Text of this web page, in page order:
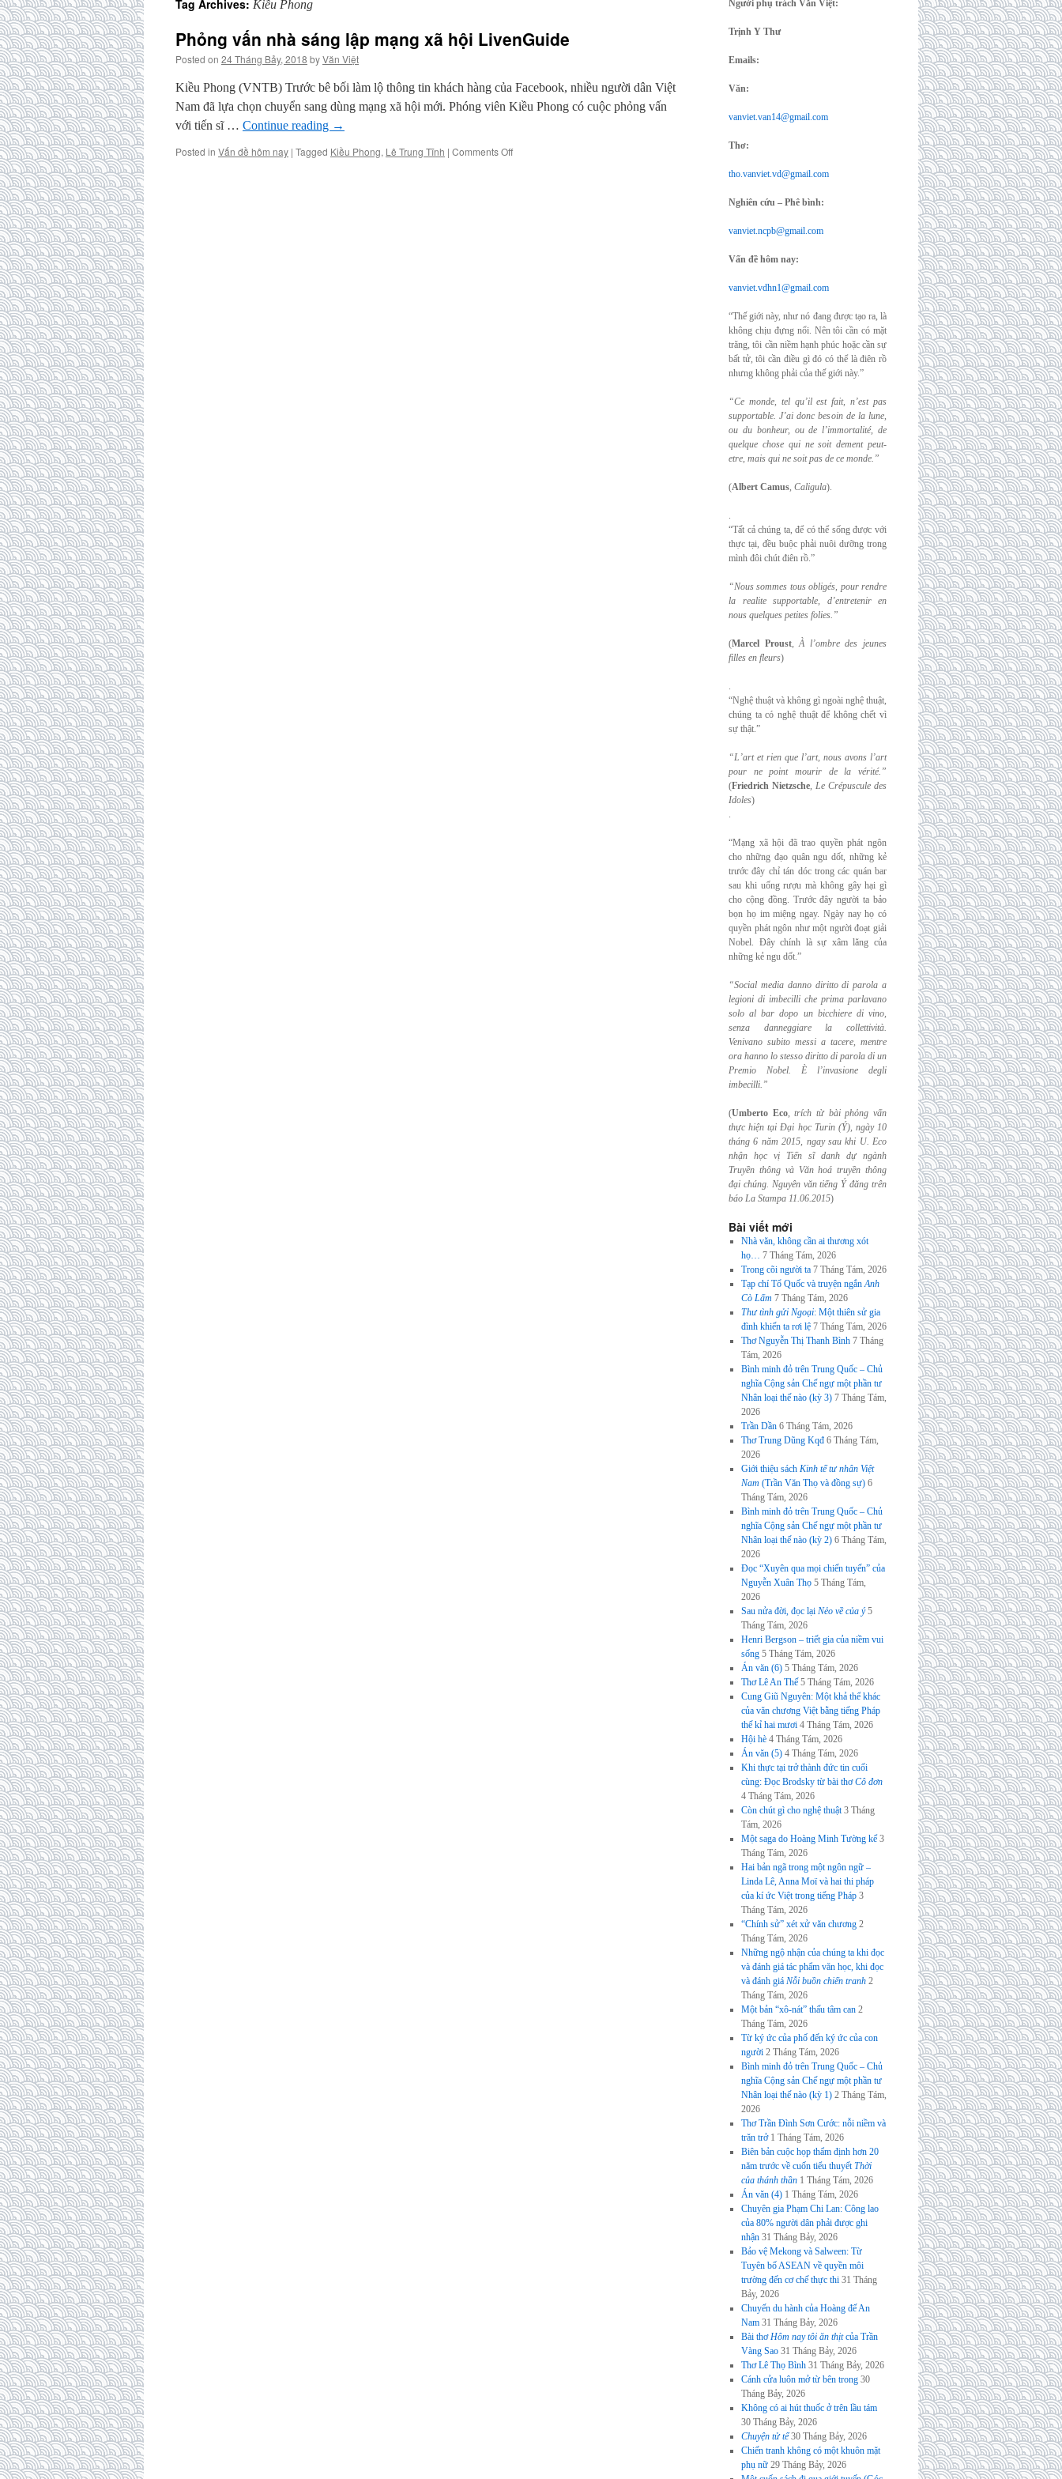
Tag Archives: Kiều Phong
Phỏng vấn nhà sáng lập mạng xã hội LivenGuide
Posted on 24 Tháng Bảy, 2018 byVăn Việt
Kiều Phong (VNTB) Trước bê bối làm lộ thông tin khách hàng của Facebook, nhiều người dân Việt
Nam đã lựa chọn chuyển sang dùng mạng xã hội mới. Phóng viên Kiều Phong có cuộc phỏng vấn
với tiến sĩ … Continue reading →
Posted in Vấn đề hôm nay | Tagged Kiều Phong, Lê Trung Tĩnh | Comments Offon
Người phụ trách Văn Việt:
Trịnh Y Thư
Emails:
Văn:
vanviet.van14@gmail.com
Thơ:
tho.vanviet.vd@gmail.com
Nghiên cứu – Phê bình:
vanviet.ncpb@gmail.com
Vấn đề hôm nay:
vanviet.vdhn1@gmail.com
“Thế giới này, như nó đang được tạo ra, là
không chịu đựng nổi. Nên tôi cần có mặt
trăng, tôi cần niềm hạnh phúc hoặc cần sự
bất tử, tôi cần điều gì đó có thể là điên rồ
nhưng không phải của thế giới này.”
“Ce monde, tel qu’il est fait, n’est pas
supportable. J’ai donc besoin de la lune,
ou du bonheur, ou de l’immortalité, de
quelque chose qui ne soit dement peut-
etre, mais qui ne soit pas de ce monde.”
(Albert Camus, Caligula).
.
“Tất cả chúng ta, để có thể sống được với
thực tại, đều buộc phải nuôi dưỡng trong
mình đôi chút điên rồ.”
“Nous sommes tous obligés, pour rendre
la realite supportable, d’entretenir en
nous quelques petites folies.”
(Marcel Proust,À l’ombre des jeunes
filles en fleurs)
.
“Nghệ thuật và không gì ngoài nghệ thuật,
chúng ta có nghệ thuật để không chết vì
sự thật.”
“L’art et rien que l’art, nous avons l’art
pour ne point mourir de la vérité.”
(Friedrich Nietzsche, Le Crépuscule des
Idoles)
.
“Mạng xã hội đã trao quyền phát ngôn
cho những đạo quân ngu dốt, những kẻ
trước đây chỉ tán dóc trong các quán bar
sau khi uống rượu mà không gây hại gì
cho cộng đồng. Trước đây người ta bảo
bọn họ im miệng ngay. Ngày nay họ có
quyền phát ngôn như một người đoạt giải
Nobel. Đây chính là sự xâm lăng của
những kẻ ngu dốt.”
“Social media danno diritto di parola a
legioni di imbecilli che prima parlavano
solo albar dopo un bicchiere di vino,
senza danneggiare la collettività.
Venivano subito messi a tacere, mentre
ora hanno lo stesso diritto di parola di un
Premio Nobel. È l’invasione degli
imbecilli.”
(Umberto Eco,trích từ bài phỏng vấn
thực hiện tại Đại học Turin (Ý), ngày 10
tháng 6 năm 2015, ngay sau khi U. Eco
nhận học vị Tiến sĩ danh dự ngành
Truyền thông và Văn hoá truyền thông
đại chúng. Nguyên văn tiếng Ý đăng trên
báo La Stampa 11.06.2015)
Bài viết mới
Nhà văn, không cần ai thương xót
họ… 7 Tháng Tám, 2026
Trong cõi người ta 7 Tháng Tám, 2026
Tạp chí Tổ Quốc và truyện ngắnAnh
Cò Lấm 7 Tháng Tám, 2026
Thư tình gửi Ngoại: Một thiên sử gia
đình khiến ta rơi lệ 7 Tháng Tám, 2026
Thơ Nguyễn Thị Thanh Bình 7 Tháng
Tám, 2026
Bình minh đỏ trên Trung Quốc – Chủ
nghĩa Cộng sản Chế ngự một phần tư
Nhân loại thế nào (kỳ 3) 7 Tháng Tám,
2026
Trần Dần 6 Tháng Tám, 2026
Thơ Trung Dũng Kqđ 6 Tháng Tám,
2026
Giới thiệu sách Kinh tế tư nhân Việt
Nam (Trần Văn Thọ và đồng sự) 6
Tháng Tám, 2026
Bình minh đỏ trên Trung Quốc – Chủ
nghĩa Cộng sản Chế ngự một phần tư
Nhân loại thế nào (kỳ 2) 6 Tháng Tám,
2026
Đọc “Xuyên qua mọi chiến tuyến” của
Nguyễn Xuân Thọ 5 Tháng Tám,
2026
Sau nửa đời, đọc lại Nẻo về của ý 5
Tháng Tám, 2026
Henri Bergson – triết gia của niềm vui
sống 5 Tháng Tám, 2026
Án văn (6) 5 Tháng Tám, 2026
Thơ Lê An Thế 5 Tháng Tám, 2026
Cung Giũ Nguyên: Một khả thể khác
của văn chương Việt bằng tiếng Pháp
thế kỉ hai mươi 4 Tháng Tám, 2026
Hội hè 4 Tháng Tám, 2026
Án văn (5) 4 Tháng Tám, 2026
Khi thực tại trở thành đức tin cuối
cùng: Đọc Brodsky từ bài thơCô đơn
4 Tháng Tám, 2026
Còn chút gì cho nghệ thuật 3 Tháng
Tám, 2026
Một saga do Hoàng Minh Tường kể 3
Tháng Tám, 2026
Hai bản ngã trong một ngôn ngữ –
Linda Lê, Anna Moï và hai thi pháp
của kí ức Việt trong tiếng Pháp 3
Tháng Tám, 2026
“Chính sử” xét xử văn chương 2
Tháng Tám, 2026
Những ngộ nhận của chúng ta khi đọc
và đánh giá tác phẩm văn học, khi đọc
và đánh giá Nỗi buồn chiến tranh 2
Tháng Tám, 2026
Một bản “xô-nát” thấu tâm can 2
Tháng Tám, 2026
Từ ký ức của phố đến ký ức của con
người 2 Tháng Tám, 2026
Bình minh đỏ trên Trung Quốc – Chủ
nghĩa Cộng sản Chế ngự một phần tư
Nhân loại thế nào (kỳ 1) 2 Tháng Tám,
2026
Thơ Trần Đình Sơn Cước: nỗi niềm và
trăn trở 1 Tháng Tám, 2026
Biên bản cuộc họp thẩm định hơn 20
năm trước về cuốn tiểu thuyếtThời
của thánh thần 1 Tháng Tám, 2026
Án văn (4) 1 Tháng Tám, 2026
Chuyên gia Phạm Chi Lan: Công lao
của 80% người dân phải được ghi
nhận 31 Tháng Bảy, 2026
Bảo vệ Mekong và Salween: Từ
Tuyên bố ASEAN về quyền môi
trường đến cơ chế thực thi 31 Tháng
Bảy, 2026
Chuyến du hành của Hoàng đế An
Nam 31 Tháng Bảy, 2026
Bài thơHôm nay tôi ăn thịtcủa Trần
Vàng Sao 31 Tháng Bảy, 2026
Thơ Lê Thọ Bình 31 Tháng Bảy, 2026
Cánh cửa luôn mở từ bên trong 30
Tháng Bảy, 2026
Không có ai hút thuốc ở trên lầu tám
30 Tháng Bảy, 2026
Chuyện tử tế 30 Tháng Bảy, 2026
Chiến tranh không có một khuôn mặt
phụ nữ 29 Tháng Bảy, 2026